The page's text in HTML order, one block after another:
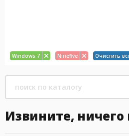
Windows 7 Ninefive Очистить
Извините, ничего